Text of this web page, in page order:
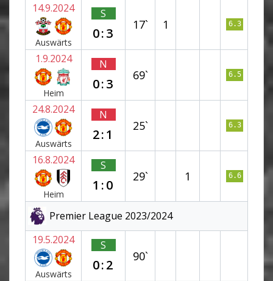
14.9.2024
Auswärts
S
0:3
17` 1 6.3
1.9.2024
Heim
N
0:3
69` 6.5
24.8.2024
Auswärts
N
2:1
25` 6.3
16.8.2024
Heim
S
1:0
29` 1 6.6
Premier League 2023/2024
19.5.2024
Auswärts
S
0:2
90`